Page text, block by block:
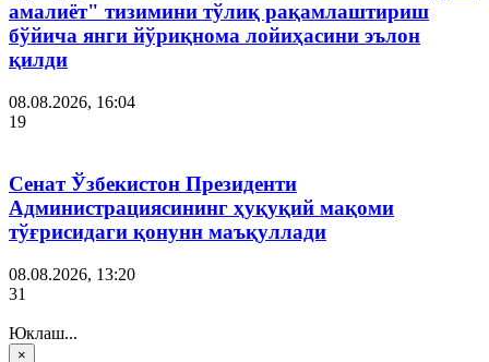
амалиёт" тизимини тўлиқ рақамлаштириш
бўйича янги йўриқнома лойиҳасини эълон
қилди
08.08.2026, 16:04
19
Сенат Ўзбекистон Президенти
Администрациясининг ҳуқуқий мақоми
тўғрисидаги қонунн маъқуллади
08.08.2026, 13:20
31
Юклаш...
×